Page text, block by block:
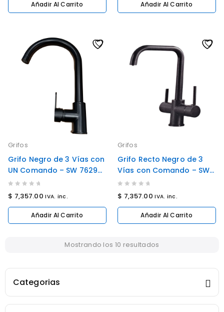
5
Añadir Al Carrito
5
Añadir Al Carrito
Grifos
Grifo Negro de 3 Vías con
UN Comando – SW 7629
BL
5
$ 7,357.00 IVA. inc.
Añadir Al Carrito
Grifos
Grifo Recto Negro de 3
Vías con Comando – SW
7610BL
5
$ 7,357.00 IVA. inc.
Añadir Al Carrito
Mostrando los 10 resultados
Categorias